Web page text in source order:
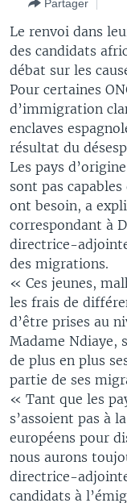
recherche
CORRESPONDANT
FOCUS SAHEL
REPORTAGES
VOUS + NOUS
CARNET DE
VOTRE SANTÉ
LE MONDE AU
L'AMÉRIQUE ET
DIALOGUE DES
RM SHOW
FULFULDE
LINGALA
SANGO
SUIVEZ-NOUS
Langues
Partager
Le renvoi dans
des candidats
débat sur les
Pour certaines
d’immigration
enclaves
résultat du
Les pays
sont pas
ont besoin, a
correspondant à
directrice-
des migrations.
« Ces jeunes,
les frais de
d’être prises au
Madame Ndiaye,
de plus en plus
partie de ses
« Tant que les
s’assoient pas à
européens pour
nous aurons
directrice-
candidats à